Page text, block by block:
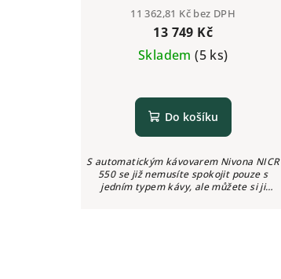
11 362,81 Kč bez DPH
13 749 Kč
Skladem(5 ks)
Do košíku
S automatickým kávovarem Nivona NICR
550 se již nemusíte spokojit pouze s
jedním typem kávy, ale můžete si ji